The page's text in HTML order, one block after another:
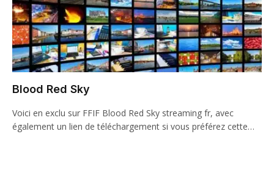
Blood Red Sky
Voici en exclu sur FFIF Blood Red Sky streaming fr, avec
également un lien de téléchargement si vous préférez cette…